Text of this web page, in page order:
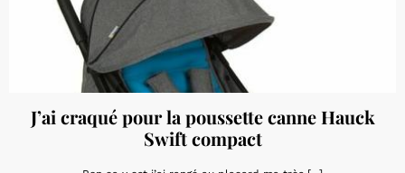
J’ai craqué pour la poussette canne Hauck
Swift compact